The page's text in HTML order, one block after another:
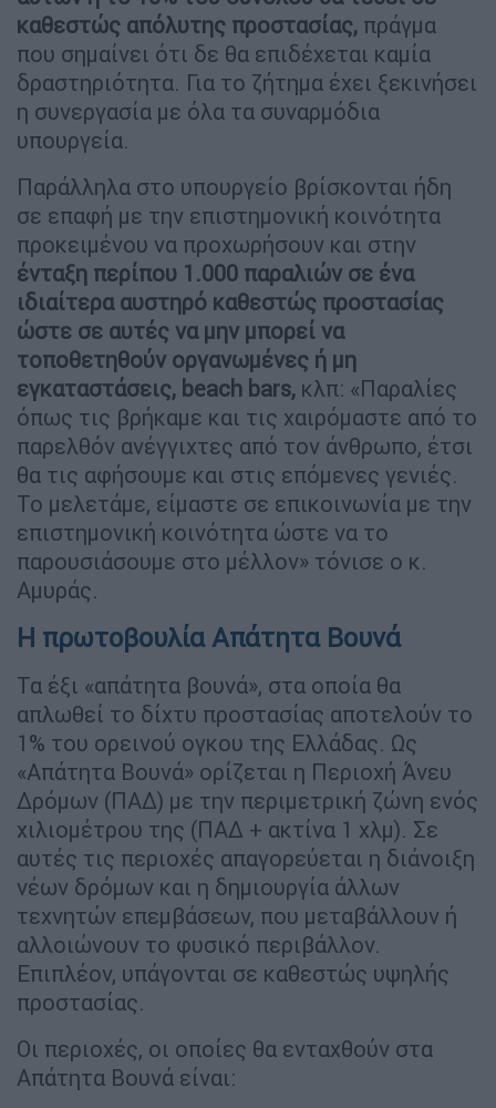
καθεστώς απόλυτης προστασίας, πράγμα
που σημαίνει ότι δε θα επιδέχεται καμία
δραστηριότητα. Για το ζήτημα έχει ξεκινήσει
η συνεργασία με όλα τα συναρμόδια
υπουργεία.
Παράλληλα στο υπουργείο βρίσκονται ήδη
σε επαφή με την επιστημονική κοινότητα
προκειμένου να προχωρήσουν και στην
ένταξη περίπου 1.000 παραλιών σε ένα
ιδιαίτερα αυστηρό καθεστώς προστασίας
ώστε σε αυτές να μην μπορεί να
τοποθετηθούν οργανωμένες ή μη
εγκαταστάσεις, beach bars, κλπ: «Παραλίες
όπως τις βρήκαμε και τις χαιρόμαστε από το
παρελθόν ανέγγιχτες από τον άνθρωπο, έτσι
θα τις αφήσουμε και στις επόμενες γενιές.
Το μελετάμε, είμαστε σε επικοινωνία με την
επιστημονική κοινότητα ώστε να το
παρουσιάσουμε στο μέλλον» τόνισε ο κ.
Αμυράς.
Η πρωτοβουλία Απάτητα Βουνά
Τα έξι «απάτητα βουνά», στα οποία θα
απλωθεί το δίχτυ προστασίας αποτελούν το
1% του ορεινού ογκου της Ελλάδας. Ως
«Απάτητα Βουνά» ορίζεται η Περιοχή Άνευ
Δρόμων (ΠΑΔ) με την περιμετρική ζώνη ενός
χιλιομέτρου της (ΠΑΔ + ακτίνα 1 χλμ). Σε
αυτές τις περιοχές απαγορεύεται η διάνοιξη
νέων δρόμων και η δημιουργία άλλων
τεχνητών επεμβάσεων, που μεταβάλλουν ή
αλλοιώνουν το φυσικό περιβάλλον.
Επιπλέον, υπάγονται σε καθεστώς υψηλής
προστασίας.
Οι περιοχές, οι οποίες θα ενταχθούν στα
Απάτητα Βουνά είναι: